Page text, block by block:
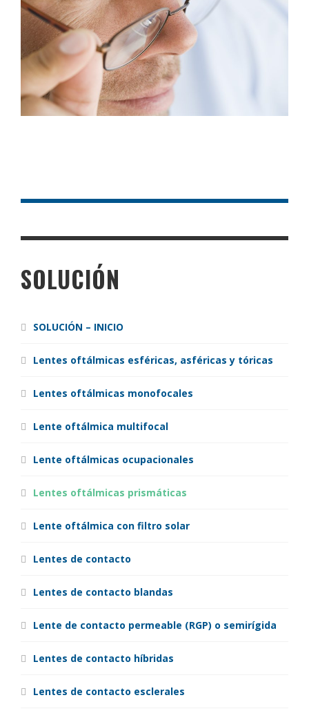
SOLUCIÓN
SOLUCIÓN – INICIO
Lentes oftálmicas esféricas, asféricas y tóricas
Lentes oftálmicas monofocales
Lente oftálmica multifocal
Lente oftálmicas ocupacionales
Lentes oftálmicas prismáticas
Lente oftálmica con filtro solar
Lentes de contacto
Lentes de contacto blandas
Lente de contacto permeable (RGP) o semirígida
Lentes de contacto híbridas
Lentes de contacto esclerales